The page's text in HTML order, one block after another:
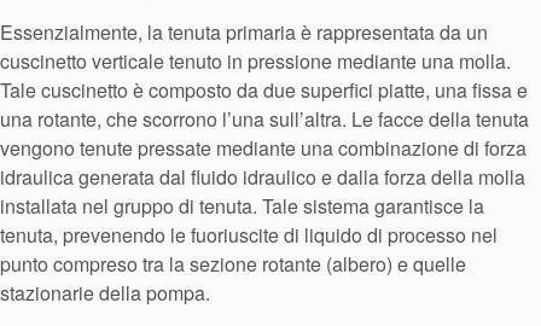
Essenzialmente, la tenuta primaria è rappresentata da un
cuscinetto verticale tenuto in pressione mediante una molla.
Tale cuscinetto è composto da due superfici piatte, una fissa e
una rotante, che scorrono l’una sull’altra. Le facce della tenuta
vengono tenute pressate mediante una combinazione di forza
idraulica generata dal fluido idraulico e dalla forza della molla
installata nel gruppo di tenuta. Tale sistema garantisce la
tenuta, prevenendo le fuoriuscite di liquido di processo nel
punto compreso tra la sezione rotante (albero) e quelle
stazionarie della pompa.